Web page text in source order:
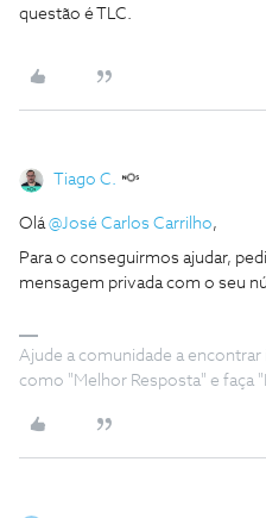
questão é TLC.
Tiago C.
Olá@José Carlos Carrilho,
Para o conseguirmos ajudar,
mensagem privada com o seu
Ajude a comunidade a
como "Melhor Resposta" e faça